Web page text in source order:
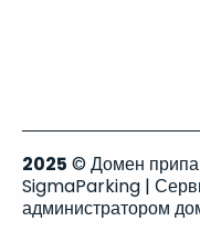
2025 © Домен
SigmaParking |
администратором